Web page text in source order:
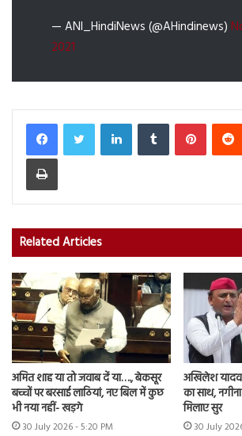
— ANI_HindiNews (@AHindinews)
2021
LinkedInTumblr
Print
Related Articles
अमित शाह या तो जवाब दें या…., बेकसूर
बच्चों पर बरसाई लाठियां, नए बिल में कुछ
भी नया नहीं- खड़गे
30 July 2026 - 5:20 PM
अखिलेश
का साथ,
मिलाए सुर
30 July